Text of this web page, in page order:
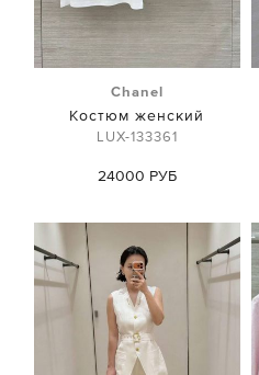
Chanel
Костюм женский
LUX-133361
24000 РУБ